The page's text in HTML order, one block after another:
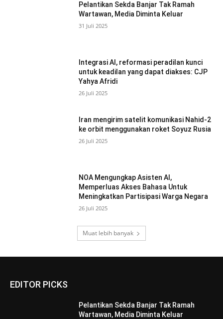
Pelantikan Sekda Banjar Tak Ramah
Wartawan, Media Diminta Keluar
31 Juli 2025
Integrasi AI, reformasi peradilan kunci
untuk keadilan yang dapat diakses: CJP
Yahya Afridi
26 Juli 2025
Iran mengirim satelit komunikasi Nahid-2
ke orbit menggunakan roket Soyuz Rusia
26 Juli 2025
NOA Mengungkap Asisten AI,
Memperluas Akses Bahasa Untuk
Meningkatkan Partisipasi Warga Negara
26 Juli 2025
Muat lebih banyak
EDITOR PICKS
Pelantikan Sekda Banjar Tak Ramah
Wartawan, Media Diminta Keluar